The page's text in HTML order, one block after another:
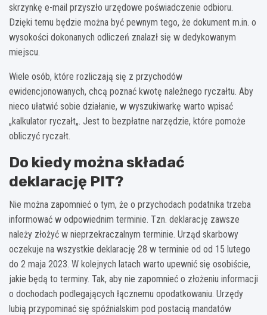
skrzynkę e-mail przyszło urzędowe poświadczenie odbioru.
Dzięki temu będzie można być pewnym tego, że dokument m.in. o
wysokości dokonanych odliczeń znalazł się w dedykowanym
miejscu.
Wiele osób, które rozliczają się z przychodów
ewidencjonowanych, chcą poznać kwotę należnego ryczałtu. Aby
nieco ułatwić sobie działanie, w wyszukiwarkę warto wpisać
„kalkulator ryczałt„. Jest to bezpłatne narzędzie, które pomoże
obliczyć ryczałt.
Do kiedy można składać
deklarację PIT?
Nie można zapomnieć o tym, że o przychodach podatnika trzeba
informować w odpowiednim terminie. Tzn. deklarację zawsze
należy złożyć w nieprzekraczalnym terminie. Urząd skarbowy
oczekuje na wszystkie deklarację 28 w terminie od od 15 lutego
do 2 maja 2023. W kolejnych latach warto upewnić się osobiście,
jakie będą to terminy. Tak, aby nie zapomnieć o złożeniu informacji
o dochodach podlegających łącznemu opodatkowaniu. Urzędy
lubią przypominać się spóźnialskim pod postacią mandatów